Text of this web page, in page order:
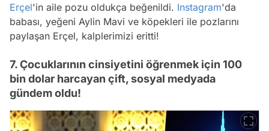
Erçel'in aile pozu oldukça beğenildi. Instagram'da
babası, yeğeni Aylin Mavi ve köpekleri ile pozlarını
paylaşan Erçel, kalplerimizi eritti!
7. Çocuklarının cinsiyetini öğrenmek için 100
bin dolar harcayan çift, sosyal medyada
gündem oldu!